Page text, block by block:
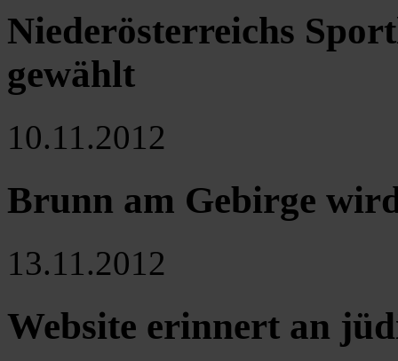
Niederösterreichs
gewählt
10.11.2012
Brunn am Gebirge
13.11.2012
Website erinnert an